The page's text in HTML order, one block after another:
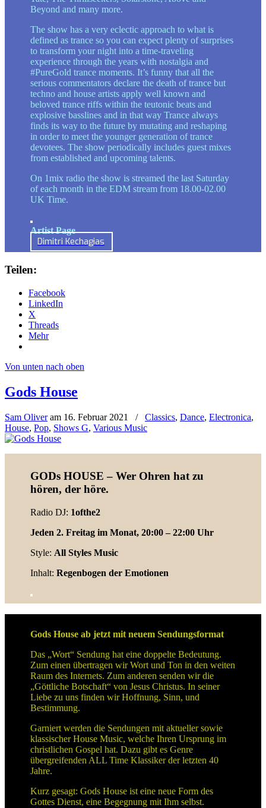
Beyond and many more.
The show has a very eclectic approach to what is
defined as trance so you can expect plenty of surprises
to transform your night into a time-traveling
experience through the years with nostalgia and
#PureGold trance moments. It’s funny that all the
serious commentators declare the death of trance but
techno and house artists apply well known and
beloved trance riffs within the teutonic beats and
explosive basslines and in that way Trance always
finds its way to the future by mutating and reshaping
in order to meet the younger generation of trance
devotees. The show periodically includes guest mixes
from established and upcoming talents.
On 1mix radio the show is streamed the last Saturday
of each month in the EDM stream from 18.00-02.00
UK Time.
Artist Page
Dimitri Kechagias
Teilen:
Facebook
LinkedIn
X
Threads
Mehr
Von unten nach oben
Gods House
Sam Oliveram 16. Februar 2021 / Classics, Dance, Electronica,
House, Pop, Shows G, Various Music
GODs HOUSE – Wer Ohren hat zu
hören, der höre.
Radio DJ: 1ofthe2
Jeden 2. Freitag im Monat, 20:00 – 22:00 Uhr
Style: All Styles Music
Inhalt:Regenbogen der Emotionen
Gods House ab jetzt mit neuem Sendungsformat
Das „Wort“ Sendung hat eine doppelte Bedeutung.
Zum einen übertragen wir Wort und Ton in den weiten
Raum des Internets. Zum anderen senden wir die
„Göttliche Botschaft“ von Jesus Christus. In seiner
Liebe zu uns finden wir Hoffnung, Sinn, und
Bestimmung.
Garniert werden die Sendungen mit aktueller sowie
klassischer House Music, welche Ihren Ursprung im
christlichen Gospel hat. Dazu gibt es Genre
übergreifenden ALL Time Klassiker der letzten 40
Jahre.
Kurz gesagt: Gods House ist eine neue Form des
Gottes Dienst, eine Begegnung mit Ihm selbst.